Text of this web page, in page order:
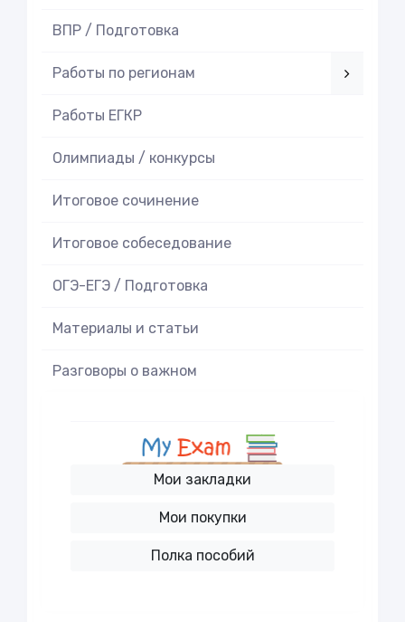
ВПР / Подготовка
Работы по регионам
Работы ЕГКР
Олимпиады / конкурсы
Итоговое cочинение
Итоговое cобеседование
ОГЭ-ЕГЭ / Подготовка
Материалы и статьи
Разговоры о важном
Мои закладки
Мои покупки
Полка пособий